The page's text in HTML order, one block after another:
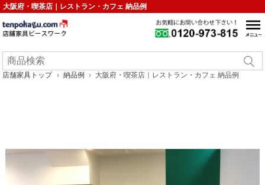
大阪府・喫茶店｜レストラン・カフェ 納品例
店舗家具トップ 納品例 大阪府・喫茶店｜レストラン・カフェ 納品例